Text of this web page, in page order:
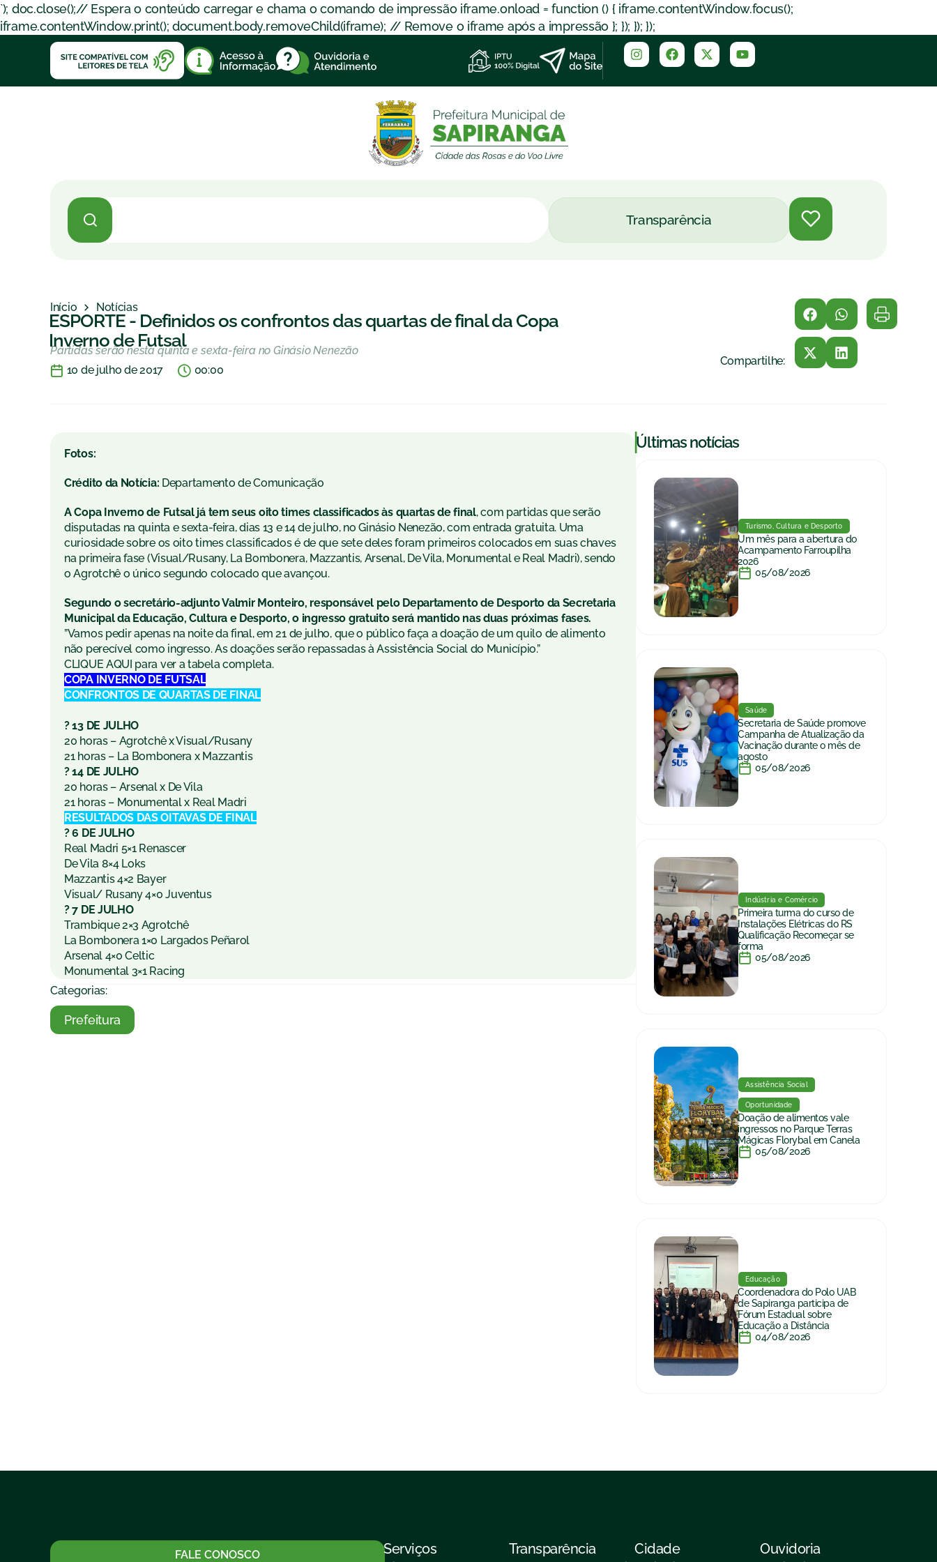
`); doc.close();// Espera o conteúdo carregar e chama o comando de impressão iframe.onload = function () { iframe.contentWindow.focus();
iframe.contentWindow.print(); document.body.removeChild(iframe); // Remove o iframe após a impressão }; }); }); });
Transparência
Início Notícias
ESPORTE - Definidos os confrontos das quartas de final da Copa
Inverno de Futsal
Partidas serão nesta quinta e sexta-feira no Ginásio Nenezão
10 de julho de 2017
00:00
Compartilhe:
Fotos:
Crédito da Notícia: Departamento de Comunicação
A Copa Inverno de Futsal já tem seus oito times classificados às quartas de final, com partidas que serão
disputadas na quinta e sexta-feira, dias 13 e 14 de julho, no Ginásio Nenezão, com entrada gratuita. Uma
curiosidade sobre os oito times classificados é de que sete deles foram primeiros colocados em suas chaves
na primeira fase (Visual/Rusany, La Bombonera, Mazzantis, Arsenal, De Vila, Monumental e Real Madri),sendo
o Agrotchê o único segundo colocado que avançou.
Segundo o secretário-adjunto Valmir Monteiro, responsável pelo Departamento de Desporto da Secretaria
Municipal da Educação, Cultura e Desporto, o ingresso gratuito será mantido nas duas próximas fases.
”Vamos pedir apenas na noite da final, em 21 de julho, que o público faça a doação de um quilo de alimento
não perecível como ingresso. As doações serão repassadas à Assistência Social do Município.”
CLIQUE AQUI para ver a tabela completa.
COPA INVERNO DE FUTSAL
CONFRONTOS DE QUARTAS DE FINAL
?13 DE JULHO
20 horas – Agrotchê x Visual/Rusany
21 horas – La Bombonera x Mazzantis
?14 DE JULHO
20 horas – Arsenal x De Vila
21 horas – Monumental x Real Madri
RESULTADOS DAS OITAVAS DE FINAL
?6 DE JULHO
Real Madri 5×1 Renascer
De Vila 8×4 Loks
Mazzantis 4×2 Bayer
Visual/ Rusany 4×0 Juventus
?7 DE JULHO
Trambique 2×3 Agrotchê
La Bombonera 1×0 Largados Peñarol
Arsenal 4×0 Celtic
Monumental 3×1 Racing
Categorias:
Prefeitura
|Últimas notícias
Turismo, Cultura e Desporto
Um mês para a abertura do
Acampamento Farroupilha
2026
05/08/2026
Saúde
Secretaria de Saúde promove
Campanha de Atualização da
Vacinação durante o mês de
agosto
05/08/2026
Indústria e Comércio
Primeira turma do curso de
Instalações Elétricas do RS
Qualificação Recomeçar se
forma
05/08/2026
Assistência Social
Oportunidade
Doação de alimentos vale
ingressos no Parque Terras
Mágicas Florybal em Canela
05/08/2026
Educação
Coordenadora do Polo UAB
de Sapiranga participa de
Fórum Estadual sobre
Educação a Distância
04/08/2026
FALE CONOSCO Serviços Transparência Cidade Ouvidoria